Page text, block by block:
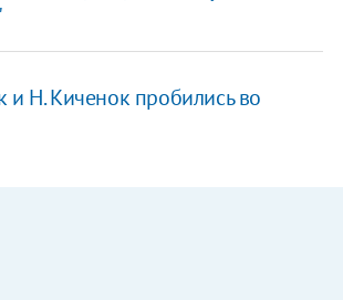
и Н. Киченок пробились во